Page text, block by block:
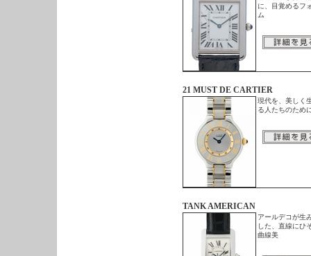
に、目覚めるフ
ム
21 MUST DE CARTIER
現代を、美しく
る人たちのため
TANK AMERICAN
アールデコが生
した、直線にひ
曲線美